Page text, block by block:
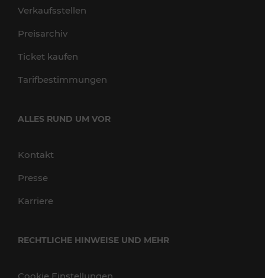
Verkaufsstellen
Preisarchiv
Ticket kaufen
Tarifbestimmungen
ALLES RUND UM VOR
Kontakt
Presse
Karriere
RECHTLICHE HINWEISE UND MEHR